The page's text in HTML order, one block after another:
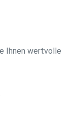
Ihnen wertvolle